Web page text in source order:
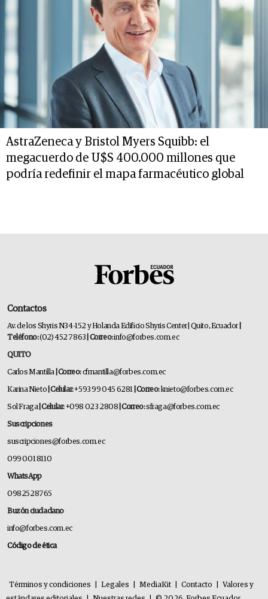
AstraZeneca y Bristol Myers Squibb: el
megacuerdo de U$S 400.000 millones que
podría redefinir el mapa farmacéutico global
Contactos
Av. de los Shyris N34-152 y Holanda Edificio Shyris Center | Quito, Ecuador
Teléfono:(02) 452 7863 | Correo:info@forbes.com.ec
QUITO
Carlos Mantilla | Correo:cfmantilla@forbes.com.ec
Karina Nieto | Celular:+593 99 045 6281 | Correo:knieto@forbes.com.ec
Sol Fraga| Celular:+098 023 2808 | Correo:sfraga@forbes.com.ec
Suscripciones
suscripciones@forbes.com.ec
099 001 8110
WhatsApp
0982528765
Buzón ciudadano
info@forbes.com.ec
Código de ética
Términos y condiciones Legales MediaKit Contacto
Valores y